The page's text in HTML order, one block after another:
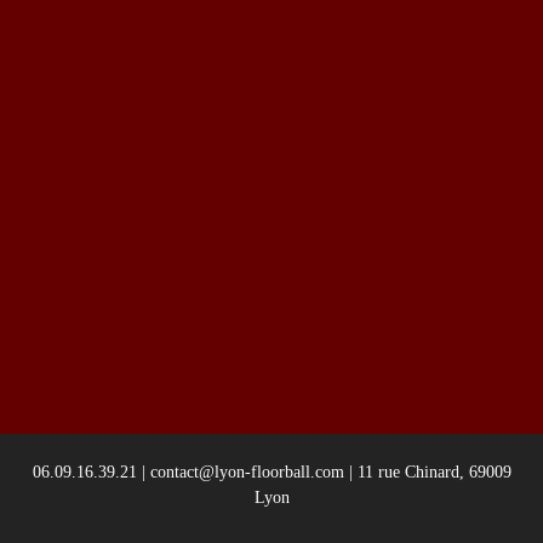
06.09.16.39.21 | contact@lyon-floorball.com | 11 rue Chinard, 69009
Lyon